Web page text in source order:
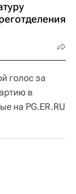
голос за
в
на PG.ER.RU